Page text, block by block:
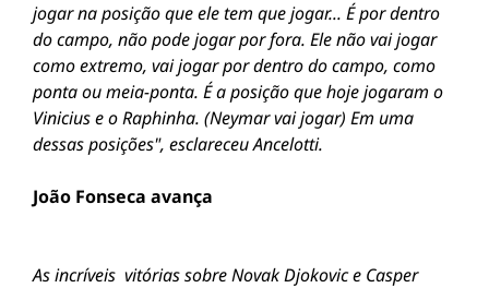
jogar na posição que ele tem que jogar... É por dentro
do campo, não pode jogar por fora. Ele não vai jogar
como extremo, vai jogar por dentro do campo, como
ponta ou meia-ponta. É a posição que hoje jogaram o
Vinicius e o Raphinha. (Neymar vai jogar) Em uma
dessas posições", esclareceu Ancelotti.
João Fonseca avança
As incríveis vitórias sobre Novak Djokovic e Casper